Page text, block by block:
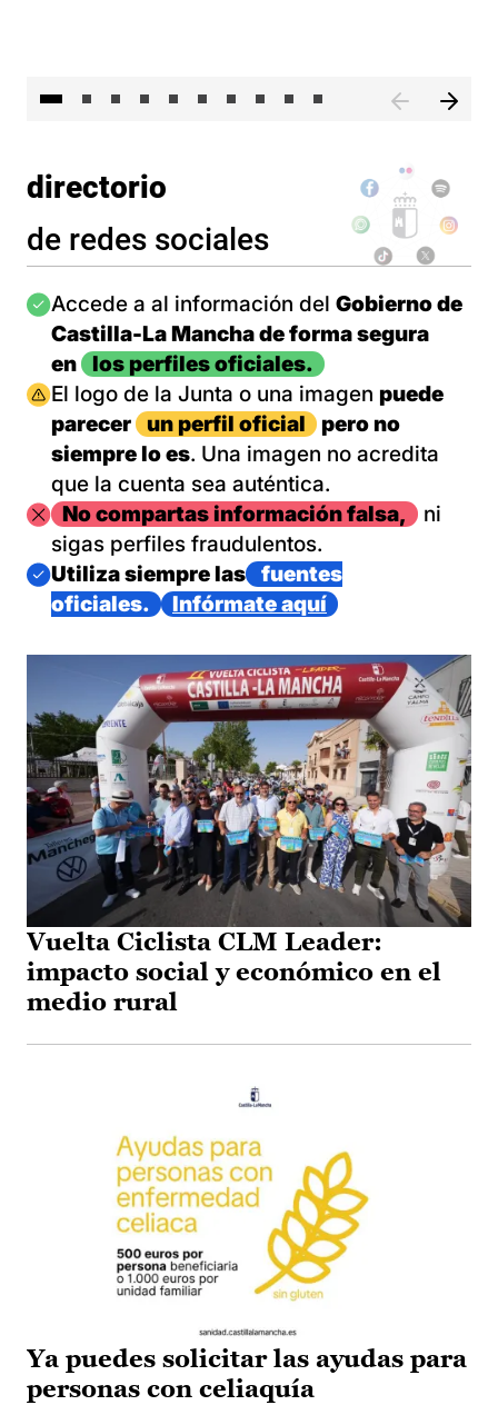
directorio
de redes sociales
Imagen
Accede a al información del Gobierno de
Castilla-La Mancha de forma segura
en
los perfiles oficiales.
Imagen
El logo de la Junta o una imagen puede
parecer
un perfil oficial
pero no
siempre lo es. Una imagen no acredita
que la cuenta sea auténtica.
ImagenNo compartas información falsa,
ni
sigas perfiles fraudulentos.
Imagen
Utiliza siempre las
fuentes
oficiales.
Infórmate aquí
Vuelta Ciclista CLM Leader:
impacto social y económico en el
medio rural
Ya puedes solicitar las ayudas para
personas con celiaquía